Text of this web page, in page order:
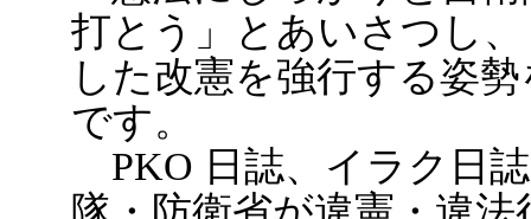
打とう」とあいさつし
した改憲を強行する姿
です。
PKO 日誌、イラク日